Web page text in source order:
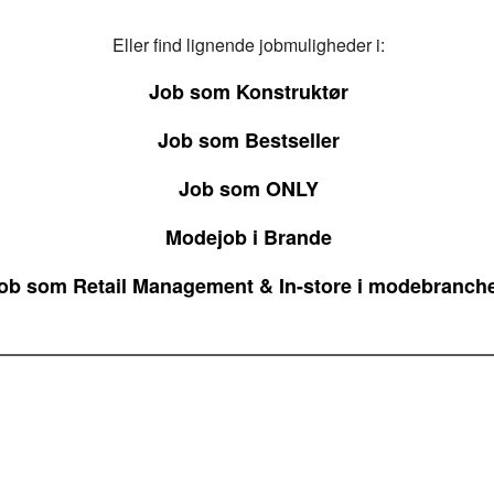
Eller find lignende jobmuligheder i:
Job som Konstruktør
Job som Bestseller
Job som ONLY
Modejob i Brande
som Retail Management & In-store i